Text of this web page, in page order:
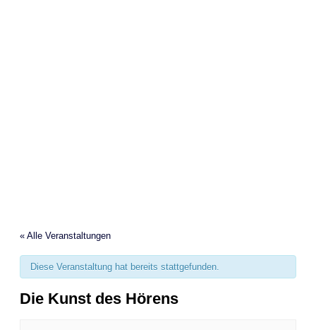
« Alle Veranstaltungen
Diese Veranstaltung hat bereits stattgefunden.
Die Kunst des Hörens